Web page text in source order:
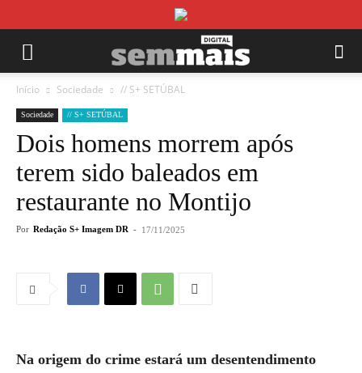
Início Sociedade // S+ SETÚBAL
Sociedade // S+ SETÚBAL
Dois homens morrem após
terem sido baleados em
restaurante no Montijo
Por Redação S+ Imagem DR - 17/11/2025
Na origem do crime estará um desentendimento